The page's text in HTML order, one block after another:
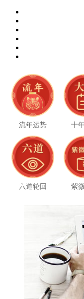
流年运势 十
六道轮回 紫